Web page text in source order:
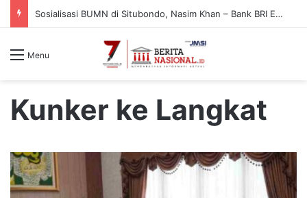
Sosialisasi BUMN di Situbondo, Nasim Khan – Bank BRI Edukasi Warga Cegah Penipuan Digital
Menu
Kunker ke Langkat